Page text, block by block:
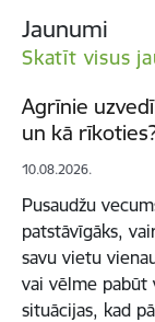
Jaunumi
Skatīt visus
Agrīnie
un kā
10.08.2026.
Pusaudžu
patstāvīgāks,
savu vietu
vai vēlme
situācijas, kad